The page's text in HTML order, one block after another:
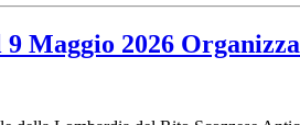
9 Maggio 2026